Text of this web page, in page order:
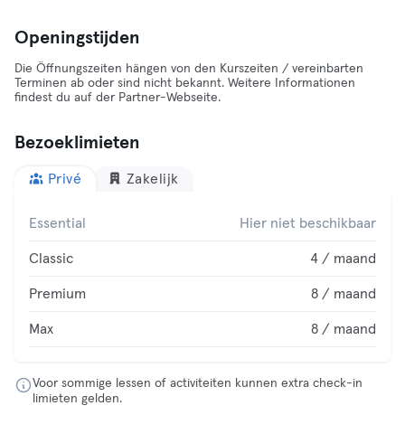
Openingstijden
Die Öffnungszeiten hängen von den Kurszeiten / vereinbarten
Terminen ab oder sind nicht bekannt. Weitere Informationen
findest du auf der Partner-Webseite.
Bezoeklimieten
Privé Zakelijk
Essential Hier niet beschikbaar
Classic 4 / maand
Premium 8 / maand
Max 8 / maand
Voor sommige lessen of activiteiten kunnen extra check-in
limieten gelden.